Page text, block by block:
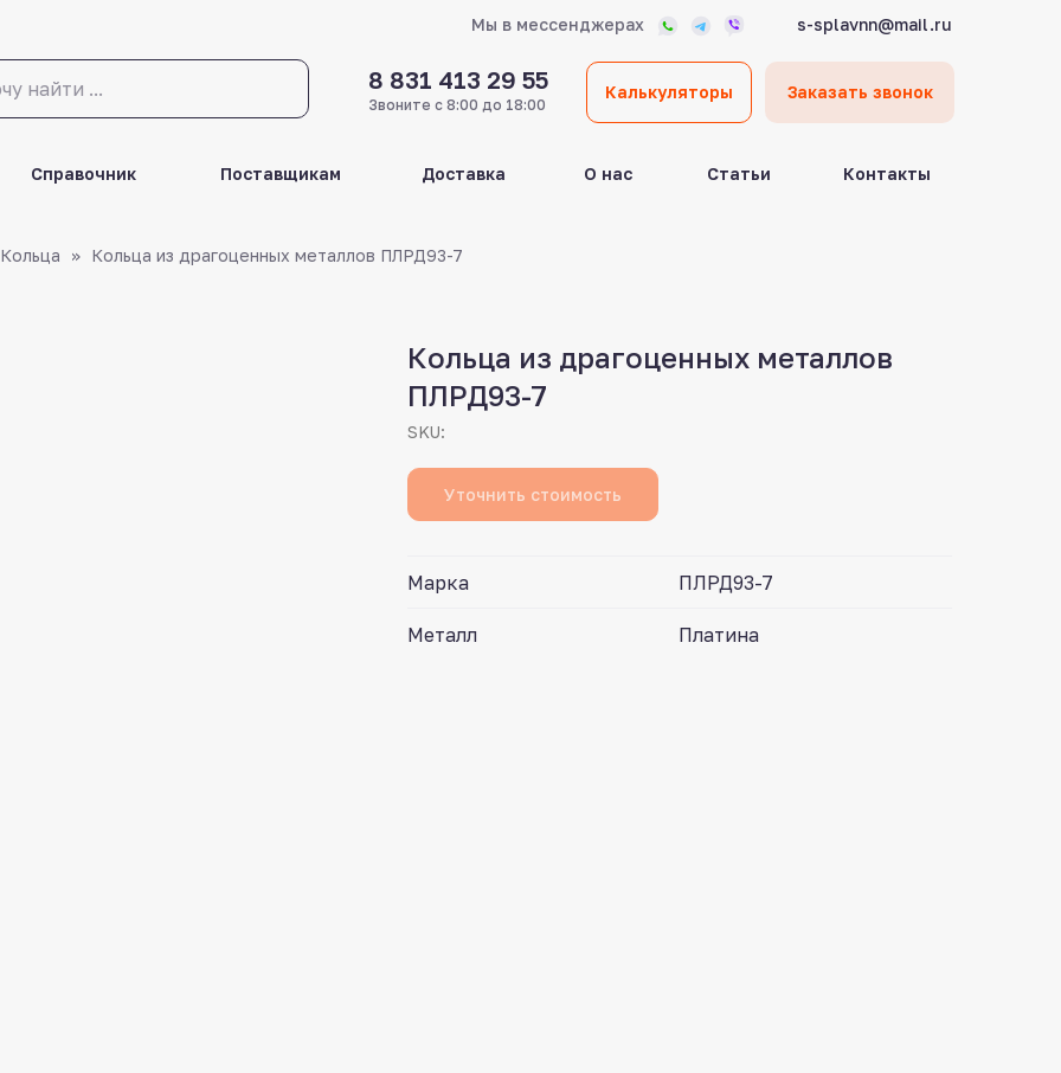
Мы в мессенджерах s-splavnn@mail.ru
Звоните с 8:00 до 18:00
Калькуляторы Заказать звонок
Справочник Поставщикам Доставка О нас Статьи Контакты
8 831 413 29 55
Кольца Кольца из драгоценных металлов ПЛРД93-7
Кольца из драгоценных металлов
ПЛРД93-7
SKU:
Уточнить стоимость
Марка ПЛРД93-7
Металл Платина